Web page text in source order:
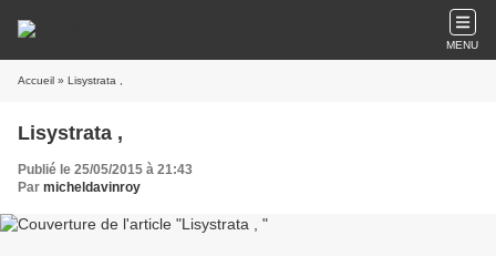
MENU
Accueil » Lisystrata ,
Lisystrata ,
Publié le 25/05/2015 à 21:43
Par micheldavinroy